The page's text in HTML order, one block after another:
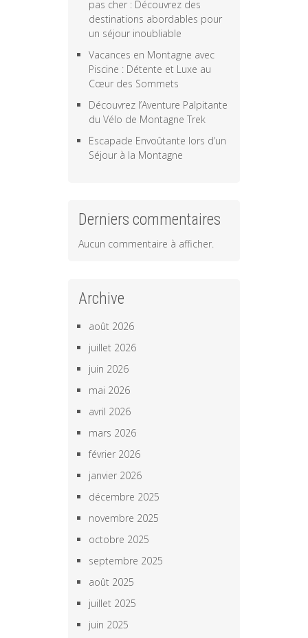
pas cher : Découvrez des
destinations abordables pour
un séjour inoubliable
Vacances en Montagne avec
Piscine : Détente et Luxe au
Cœur des Sommets
Découvrez l’Aventure Palpitante
du Vélo de Montagne Trek
Escapade Envoûtante lors d’un
Séjour à la Montagne
Derniers commentaires
Aucun commentaire à afficher.
Archive
août 2026
juillet 2026
juin 2026
mai 2026
avril 2026
mars 2026
février 2026
janvier 2026
décembre 2025
novembre 2025
octobre 2025
septembre 2025
août 2025
juillet 2025
juin 2025